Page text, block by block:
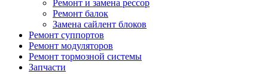
Ремонт и замена рессор
Ремонт балок
Замена сайлент блоков
Ремонт суппортов
Ремонт модуляторов
Ремонт тормозной системы
Запчасти